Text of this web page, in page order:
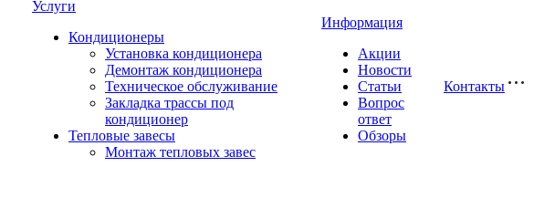
Услуги
Кондиционеры
Установка кондиционера
Демонтаж кондиционера
Техническое обслуживание
Закладка трассы под
кондиционер
Тепловые завесы
Монтаж тепловых завес
Информация
Акции
Новости
Статьи
Вопрос
ответ
Обзоры
Контакты